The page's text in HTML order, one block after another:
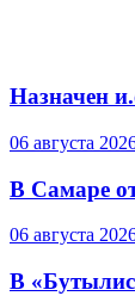
Назначен
06 августа
В Самаре
06 августа
В